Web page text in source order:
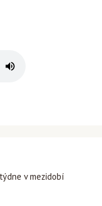
v mezidobí